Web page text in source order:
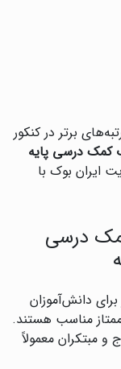
برتر در کنکور
کمک درسی پایه
ایران بوک با
درسی
دانش‌آموزان
مناسب هستند.
و مبتکران معمولاً